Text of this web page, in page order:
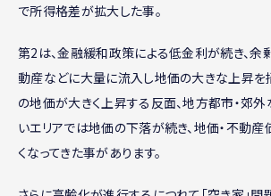
で所得格差が拡大した事。
第2は、金融緩和政策による低金利が続き、
動産などに大量に流入し地価の大きな上昇を
の地価が大きく上昇する反面、地方都市・郊
いエリアでは地価の下落が続き、地価・不動
くなってきた事があります。